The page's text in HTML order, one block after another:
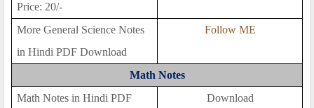
Price: 20/-
More General Science Notes
in Hindi PDF Download
Follow ME
Math Notes
Math Notes in Hindi PDF
Download